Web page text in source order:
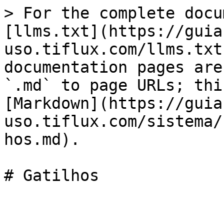
> For the complete
[llms.txt](https://
uso.tiflux.com/
documentation pages
`.md` to page URLs;
[Markdown](https://
uso.tiflux.com/
hos.md).
# Gatilhos